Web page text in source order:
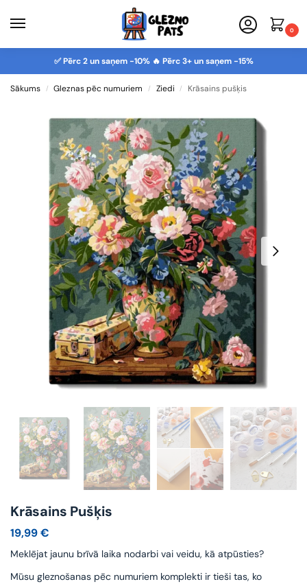
0
✅ Pērc 2 un saņem -10% 🔥 Pērc 3+ un saņem -15%
Sākums / Gleznas pēc numuriem / Ziedi / Krāsains pušķis
Krāsains Pušķis
19,99€
Meklējat jaunu brīvā laika nodarbi vai veidu, kā atpūsties?
Mūsu gleznošanas pēc numuriem komplekti ir tieši tas, ko